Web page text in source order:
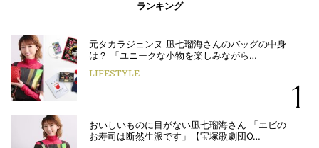
ランキング
元タカラジェンヌ 凪七瑠海さんのバッグの中身
は？ 「ユニークな小物を楽しみながら…
LIFESTYLE
おいしいものに目がない凪七瑠海さん 「エビの
お寿司は断然生派です」【宝塚歌劇団O…